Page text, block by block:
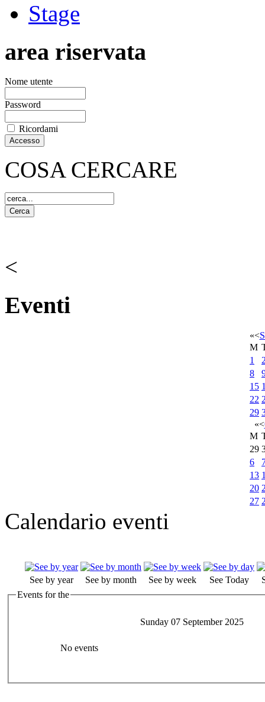
Stage
area riservata
Nome utente
Password
Ricordami
COSA CERCARE
<
Eventi
«<
M
1
8
15
22
29
«<
M
29
6
13
20
27
Calendario eventi
See by year See by month See by week See Today
Events for the
Sunday 07 September 2025
No events